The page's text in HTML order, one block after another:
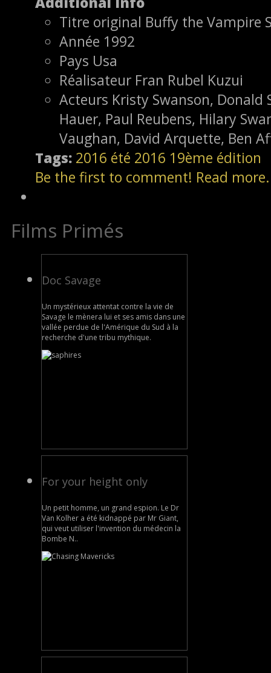
Titre original Buffy the Vampire
Année 1992
Pays Usa
Réalisateur Fran Rubel Kuzui
Acteurs Kristy Swanson, Donald
Hauer, Paul Reubens, Hilary
Vaughan, David Arquette, Ben
Tags: 2016 été 2016 19ème édition
Be the first to comment! Read
Films Primés
Doc Savage
Un mystérieux attentat contre la vie de
Savage le mènera lui et ses amis dans une
vallée perdue de l'Amérique du Sud à la
recherche d'une tribu mythique.
For your height only
Un petit homme, un grand espion. Le Dr
Van Kolher a été kidnappé par Mr Giant,
qui veut utiliser l'invention du médecin la
Bombe N..